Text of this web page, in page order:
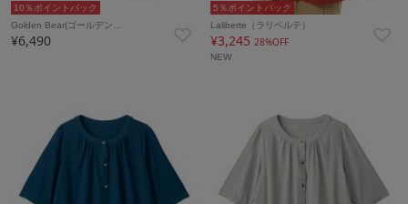
10％ポイントバック
Golden Bear(ゴールデン…
¥6,490
5％ポイントバック
Laliberte（ラリベルテ）
¥3,24528%OFF
NEW